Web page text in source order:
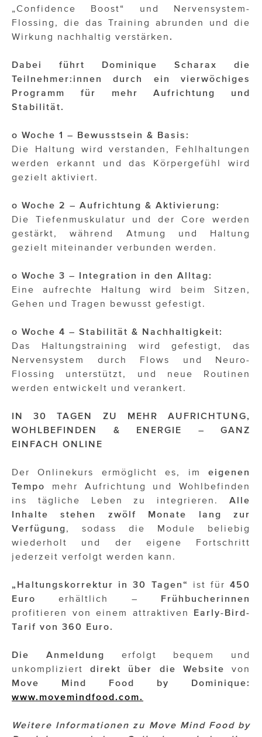
„Confidence Boost“ und Nervensystem-
Flossing, die das Training abrunden und die
Wirkung nachhaltig verstärken .
Dabei führt Dominique Scharax die
Teilnehmer:innen durch ein vierwöchiges
Programm für mehr Aufrichtung und
Stabilität.
o Woche 1 – Bewusstsein & Basis:
Die Haltung wird verstanden, Fehlhaltungen
werden erkannt und das Körpergefühl wird
gezielt aktiviert.
o Woche 2 – Aufrichtung & Aktivierung:
Die Tiefenmuskulatur und der Core werden
gestärkt, während Atmung und Haltung
gezielt miteinander verbunden werden.
o Woche 3 – Integration in den Alltag:
Eine aufrechte Haltung wird beim Sitzen,
Gehen und Tragen bewusst gefestigt.
o Woche 4 – Stabilität & Nachhaltigkeit:
Das Haltungstraining wird gefestigt, das
Nervensystem durch Flows und Neuro-
Flossing unterstützt, und neue Routinen
werden entwickelt und verankert.
IN 30 TAGEN ZU MEHR AUFRICHTUNG,
WOHLBEFINDEN & ENERGIE – GANZ
EINFACH ONLINE
Der Onlinekurs ermöglicht es, im eigenen
Tempo
mehr Aufrichtung und Wohlbefinden
ins tägliche Leben zu integrieren. Alle
Inhalte stehen zwölf Monate lang zur
Verfügung, sodass die Module beliebig
wiederholt und der eigene Fortschritt
jederzeit verfolgt werden kann.
„Haltungskorrektur in 30 Tagen“ ist für 450
Euro
erhältlich – Frühbucherinnen
profitieren von einem attraktiven
Early-Bird-
Tarif von 360 Euro.
Die Anmeldung erfolgt bequem und
unkompliziertdirekt über die Website
von
Move Mind Food by Dominique:
www.movemindfood.com.
Weitere Informationen zu Move Mind Food by